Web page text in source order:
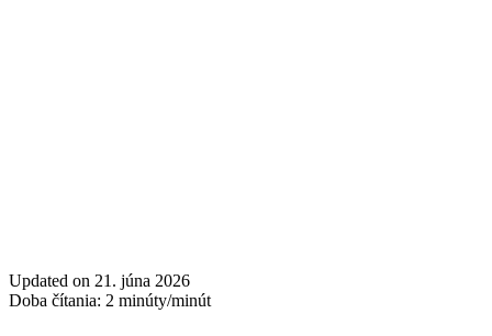
Updated on 21. júna 2026
Doba čítania: 2 minúty/minút